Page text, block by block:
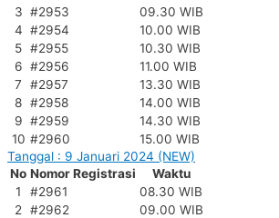
3 #2953
09.30 WIB
4 #2954
10.00 WIB
5 #2955
10.30 WIB
6 #2956
11.00 WIB
7
#2957
13.30 WIB
8 #2958
14.00 WIB
9 #2959
14.30 WIB
10 #2960
15.00 WIB
Tanggal : 9 Januari 2024 (NEW)
No Nomor Registrasi
Waktu
1
#2961
08.30 WIB
2
#2962
09.00 WIB